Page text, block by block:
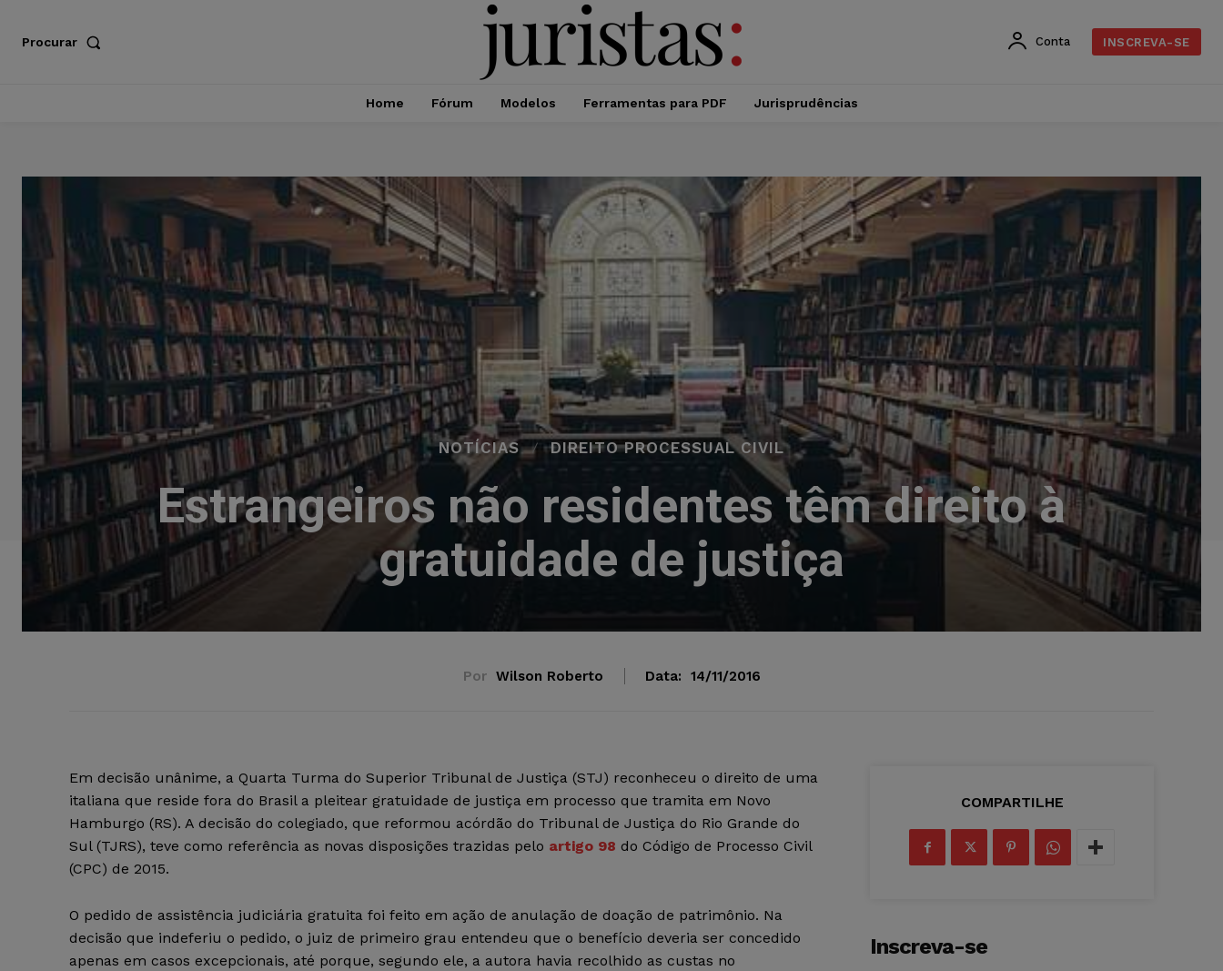
Procurar Conta INSCREVA-SE
Home Fórum Modelos Ferramentas para PDF Jurisprudências
NOTÍCIAS DIREITO PROCESSUAL CIVIL
Estrangeiros não residentes têm direito à
gratuidade de justiça
Por Wilson Roberto Data: 14/11/2016
Em decisão unânime, a Quarta Turma do Superior Tribunal de Justiça (STJ) reconheceu o direito de uma
italiana que reside fora do Brasil a pleitear gratuidade de justiça em processo que tramita em Novo
Hamburgo (RS). A decisão do colegiado, que reformou acórdão do Tribunal de Justiça do Rio Grande do
Sul (TJRS), teve como referência as novas disposições trazidas pelo artigo 98 do Código de Processo Civil
(CPC) de 2015.
O pedido de assistência judiciária gratuita foi feito em ação de anulação de doação de patrimônio. Na
decisão que indeferiu o pedido, o juiz de primeiro grau entendeu que o benefício deveria ser concedido
apenas em casos excepcionais, até porque, segundo ele, a autora havia recolhido as custas no
COMPARTILHE
Inscreva-se